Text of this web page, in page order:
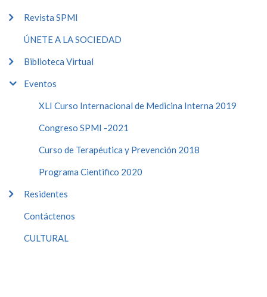
Revista SPMI
ÚNETE A LA SOCIEDAD
Biblioteca Virtual
Eventos
XLI Curso Internacional de Medicina Interna 2019
Congreso SPMI -2021
Curso de Terapéutica y Prevención 2018
Programa Cientifico 2020
Residentes
Contáctenos
CULTURAL